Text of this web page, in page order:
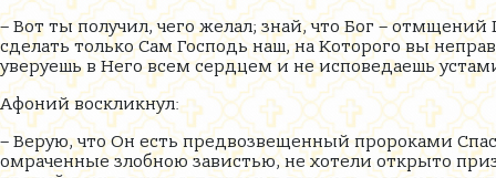
– Вот ты получил, чего желал; знай, что Бог – отмщений
сделать только Сам Господь наш, на Которого вы
уверуешь в Него всем сердцем и не исповедаешь
Афоний воскликнул:
– Верую, что Он есть предвозвещенный пророками
омраченные злобною завистью, не хотели открыто